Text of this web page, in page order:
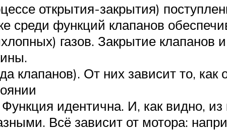
открытия-закрытия)
среди функций клапанов
газов. Закрытие клапанов
клапанов). От них зависит то, как
идентична. И, как видно,
Всё зависит от мотора: